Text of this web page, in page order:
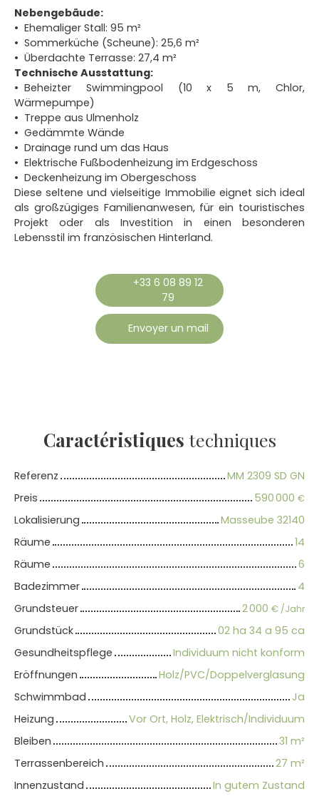
Nebengebäude:
Ehemaliger Stall: 95 m²
Sommerküche (Scheune): 25,6 m²
Überdachte Terrasse: 27,4 m²
Technische Ausstattung:
Beheizter Swimmingpool (10 x 5 m, Chlor,
Wärmepumpe)
Treppe aus Ulmenholz
Gedämmte Wände
Drainage rund um das Haus
Elektrische Fußbodenheizung im Erdgeschoss
Deckenheizung im Obergeschoss
Diese seltene und vielseitige Immobilie eignet sich ideal
als großzügiges Familienanwesen, für ein touristisches
Projekt oder als Investition in einen besonderen
Lebensstil im französischen Hinterland.
+33 6 08 89 12
79
Envoyer un mail
Caractéristiques techniques
Referenz
MM 2309 SD GN
Preis
590 000 €
Lokalisierung
Masseube 32140
Räume
14
Räume
6
Badezimmer
4
Grundsteuer
2 000 € /Jahr
Grundstück
02 ha 34 a 95 ca
Gesundheitspflege
Individuum nicht konform
Eröffnungen
Holz/PVC/Doppelverglasung
Schwimmbad
Ja
Heizung
Vor Ort, Holz, Elektrisch/Individuum
Bleiben
31 m²
Terrassenbereich
27 m²
Innenzustand
In gutem Zustand